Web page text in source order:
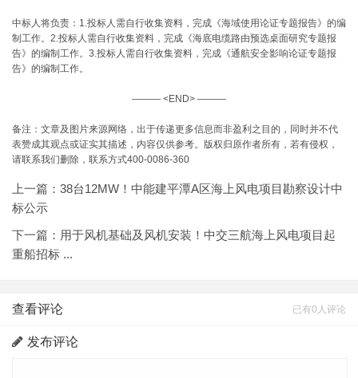
中标人将负责：1.投标人需自行收集资料，完成《海域使用论证专题报告》的编
制工作。2.投标人需自行收集资料，完成《海底电缆路由预选桌面研究专题报
告》的编制工作。3.投标人需自行收集资料，完成《通航安全影响论证专题报
告》的编制工作。
——— <END> ———
备注：文章及图片来源网络，出于传递更多信息而非盈利之目的，同时并不代
表赞成其观点或证实其描述，内容仅供参考。版权归原作者所有，若有侵权，
请联系我们删除，联系方式400-0086-360
上一篇： 38台12MW！中能建平潭A区海上风电项目勘察设计中
标公示
下一篇： 用于风机基础及风机安装！中交三航海上风电项目起
重船招标 ...
已有0人评论
查看评论
发布评论